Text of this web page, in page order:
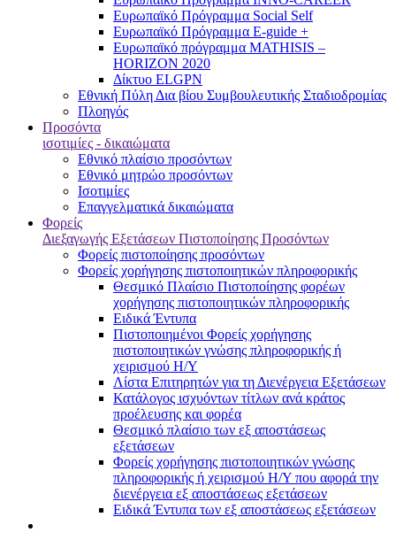
Ευρωπαϊκό Πρόγραμμα Social Self
Ευρωπαϊκό Πρόγραμμα E-guide +
Ευρωπαϊκό πρόγραμμα MATHISIS –
HORIZON 2020
Δίκτυο ELGPN
Εθνική Πύλη Δια βίου Συμβουλευτικής Σταδιοδρομίας
Πλοηγός
Προσόντα
ισοτιμίες - δικαιώματα
Εθνικό πλαίσιο προσόντων
Εθνικό μητρώο προσόντων
Ισοτιμίες
Επαγγελματικά δικαιώματα
Φορείς
Διεξαγωγής Εξετάσεων Πιστοποίησης Προσόντων
Φορείς πιστοποίησης προσόντων
Φορείς χορήγησης πιστοποιητικών πληροφορικής
Θεσμικό Πλαίσιο Πιστοποίησης φορέων
χορήγησης πιστοποιητικών πληροφορικής
Ειδικά Έντυπα
Πιστοποιημένοι Φορείς χορήγησης
πιστοποιητικών γνώσης πληροφορικής ή
χειρισμού Η/Υ
Λίστα Επιτηρητών για τη Διενέργεια Εξετάσεων
Κατάλογος ισχυόντων τίτλων ανά κράτος
προέλευσης και φορέα
Θεσμικό πλαίσιο των εξ αποστάσεως
εξετάσεων
Φορείς χορήγησης πιστοποιητικών γνώσης
πληροφορικής ή χειρισμού Η/Υ που αφορά την
διενέργεια εξ αποστάσεως εξετάσεων
Ειδικά Έντυπα των εξ αποστάσεως εξετάσεων